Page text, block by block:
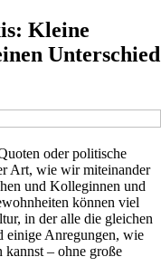
Kleine
Unterschied
oder politische
Art, wie wir miteinander
und Kolleginnen und
können viel
in der alle die gleichen
einige Anregungen, wie
– ohne große